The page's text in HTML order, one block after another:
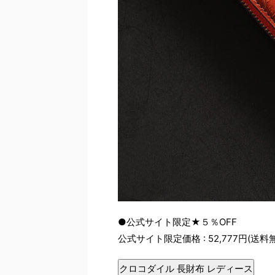
●公式サイト限定★５％OFF
公式サイト限定価格 : 52,777円(送料
クロコダイル 長財布 レディース